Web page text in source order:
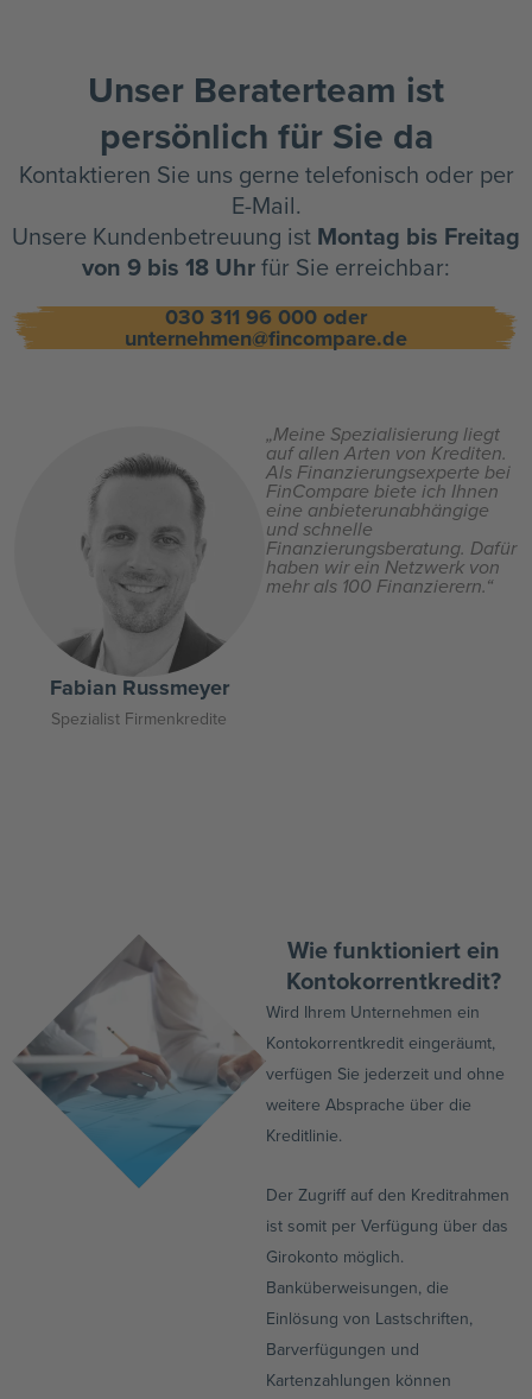
Unser Beraterteam ist
persönlich für Sie da
Kontaktieren Sie uns gerne telefonisch oder per
E-Mail.
Unsere Kundenbetreuung ist Montag bis Freitag
von 9 bis 18 Uhrfür Sie erreichbar:
030 311 96 000 oder
unternehmen@fincompare.de
Fabian Russmeyer
Spezialist Firmenkredite
„Meine Spezialisierung liegt
auf allen Arten von Krediten.
Als Finanzierungsexperte bei
FinCompare biete ich Ihnen
eine anbieterunabhängige
und schnelle
Finanzierungsberatung. Dafür
haben wir ein Netzwerk von
mehr als 100 Finanzierern.“
Wie funktioniert ein
Kontokorrentkredit?
Wird Ihrem Unternehmen ein
Kontokorrentkredit eingeräumt,
verfügen Sie jederzeit und ohne
weitere Absprache über die
Kreditlinie.
Der Zugriff auf den Kreditrahmen
ist somit per Verfügung über das
Girokonto möglich.
Banküberweisungen, die
Einlösung von Lastschriften,
Barverfügungen und
Kartenzahlungen können